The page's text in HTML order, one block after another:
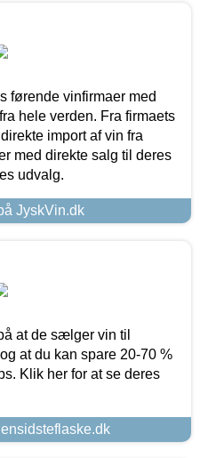
førende vinfirmaer med
hele verden. Fra firmaets
import af vin fra
med direkte salg til deres
udvalg.
JyskVin.dk
at de sælger vin til
at du kan spare 20-70 %
Klik her for at se deres